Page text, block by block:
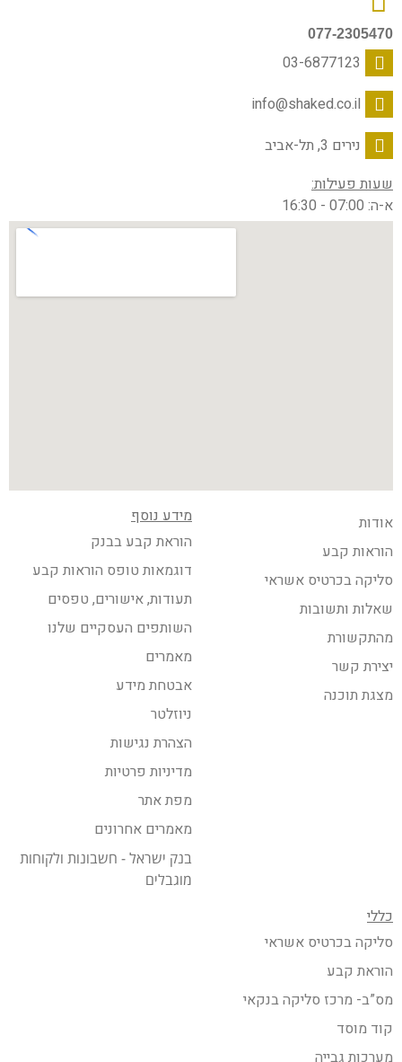
077-2305470
03-6877123
info@shaked.co.il
נירים 3, תל-אביב
שעות פעילות:
א-ה: 07:00 - 16:30
אודות
הוראות קבע
סליקה בכרטיס אשראי
שאלות ותשובות
מהתקשורת
יצירת קשר
מצגת תוכנה
מידע נוסף
הוראת קבע בבנק
דוגמאות טופס הוראות קבע
תעודות, אישורים, טפסים
השותפים העסקיים שלנו
מאמרים
אבטחת מידע
ניוזלטר
הצהרת נגישות
מדיניות פרטיות
מפת אתר
מאמרים אחרונים
בנק ישראל - חשבונות ולקוחות
מוגבלים
כללי
סליקה בכרטיס אשראי
הוראת קבע
מס”ב- מרכז סליקה בנקאי
קוד מוסד
מערכות גבייה